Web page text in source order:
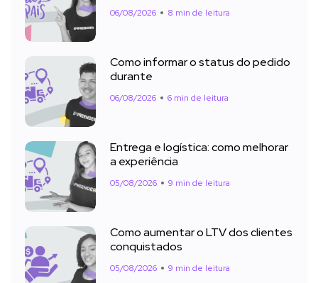
06/08/2026 8 min de leitura
Como informar o status do pedido
durante
06/08/2026 6 min de leitura
Entrega e logística: como melhorar
a experiência
05/08/2026 9 min de leitura
Como aumentar o LTV dos clientes
conquistados
05/08/2026 9 min de leitura